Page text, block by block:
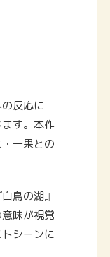
反応に
す。本作
一果との
鳥の湖』
味が視覚
シーンに